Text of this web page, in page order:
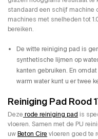
standaard een schijf machine
machines met snelheden tot
bereiken.
De witte reiniging pad is
synthetische lijmen op
kanten gebruiken. En
warm water kunt u er twee
Reiniging Pad Rood
Deze rode reiniging pad is
vloeren. Samen met de PU
uwBeton Cire vloeren goed te